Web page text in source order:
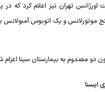
اورژانس تهران نیز اعلام کرد که
موتورلانس و یک اتوبوس آمبولانس
دو مصدوم به بیمارستان سینا اعزام
ایسنا